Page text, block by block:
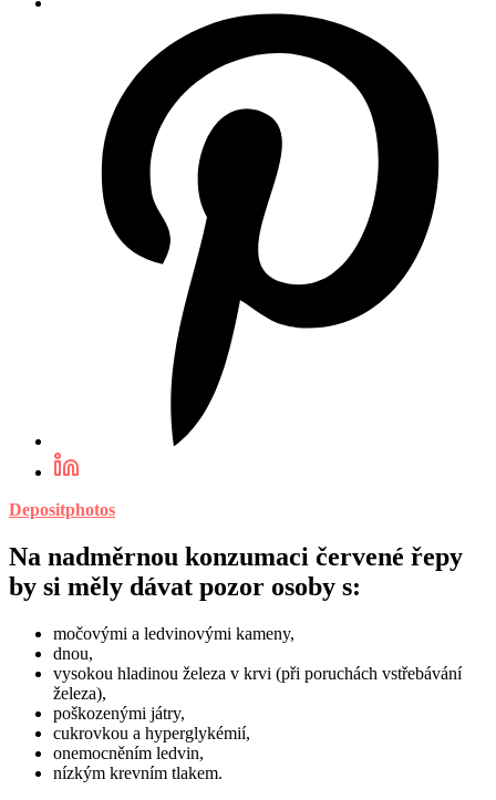
Depositphotos
Na nadměrnou konzumaci červené řepy
by si měly dávat pozor osoby s:
močovými a ledvinovými kameny,
dnou,
vysokou hladinou železa v krvi (při poruchách vstřebávání
železa),
poškozenými játry,
cukrovkou a hyperglykémií,
onemocněním ledvin,
nízkým krevním tlakem.